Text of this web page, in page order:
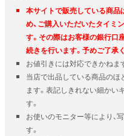
本サイトで販売している商品
め、ご購入いただいたタイミ
す。その際はお客様の銀行口
続きを行います。予めご了承
お値引きには対応できかねま
当店で出品している商品のほ
ます。表記しきれない細かい
す。
お使いのモニター等により、
す。